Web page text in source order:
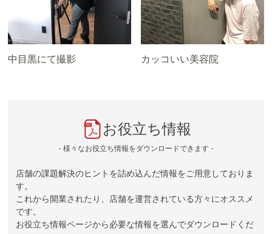
中目黒にて撮影 カッコいい美容院
お役立ち情報
- 様々なお役立ち情報をダウンロードできます -
店舗の課題解決のヒントを詰め込んだ情報をご用意しておりま
す。
これから開業されたり、店舗を運営されている方々にオススメ
です。
お役立ち情報ページから必要な情報を選んでダウンロードくだ